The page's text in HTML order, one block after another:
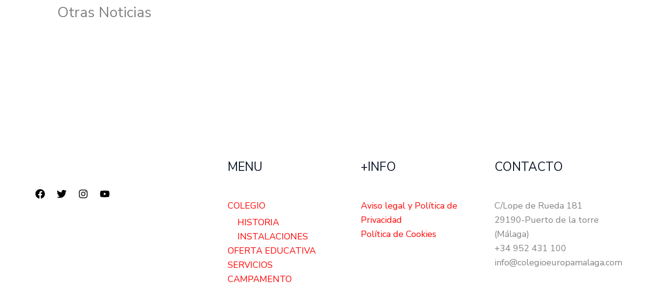
Otras Noticias
MENU
COLEGIO
HISTORIA
INSTALACIONES
OFERTA EDUCATIVA
SERVICIOS
CAMPAMENTO
+INFO
Aviso legal y Política de
Privacidad
Política de Cookies
CONTACTO
C/Lope de Rueda 181
29190-Puerto de la torre
(Málaga)
+34 952 431 100
info@colegioeuropamalaga.com